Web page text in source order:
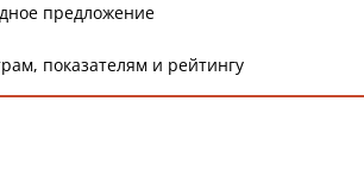
предложение
показателям и рейтингу